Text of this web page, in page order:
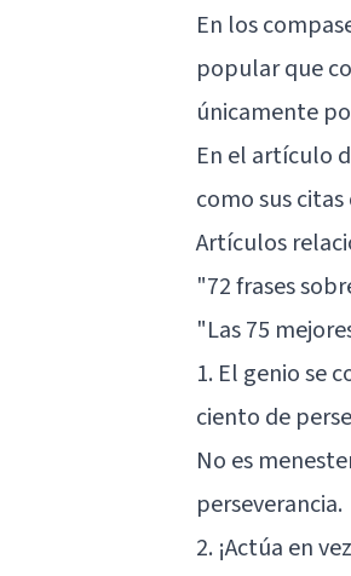
En los
popular que
únicamente
En el artículo
como sus
Artículos
"72 frases
"Las 75
1. El genio se
ciento de
No es
perseverancia.
2. ¡Actúa en